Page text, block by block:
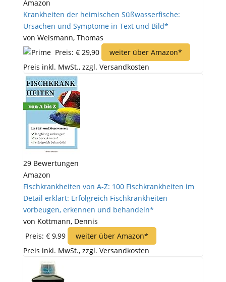
Amazon
Krankheiten der heimischen Süßwasserfische:
Ursachen und Symptome in Text und Bild*
von Weismann, Thomas
Preis: € 29,90
weiter über Amazon*
Preis inkl. MwSt., zzgl. Versandkosten
29 Bewertungen
Amazon
Fischkrankheiten von A-Z: 100 Fischkrankheiten im
Detail erklärt: Erfolgreich Fischkrankheiten
vorbeugen, erkennen und behandeln*
von Kottmann, Dennis
Preis: € 9,99
weiter über Amazon*
Preis inkl. MwSt., zzgl. Versandkosten